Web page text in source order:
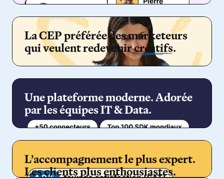
La CEP préférée des marketeurs
qui veulent redevenircréatifs.
Une plateforme moderne. Adorée
par les équipes IT & Data.
L’accompagnement le plus expert.
Les clients plus enthousiastes.